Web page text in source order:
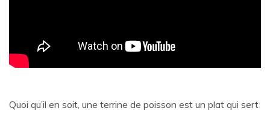
Quoi qu’il en soit, une terrine de poisson est un plat qui sert